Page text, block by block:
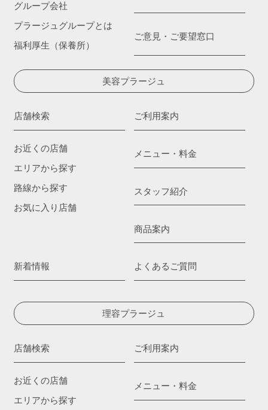
グループ会社
プラージュグループとは
福利厚生（保養所）
ご意見・ご要望窓口
美容プラージュ
店舗検索
お近くの店舗
エリアから探す
路線から探す
お気に入り店舗
ご利用案内
メニュー・料金
スタッフ紹介
商品案内
新着情報 よくあるご質問
理容プラージュ
店舗検索
お近くの店舗
エリアから探す
ご利用案内
メニュー・料金